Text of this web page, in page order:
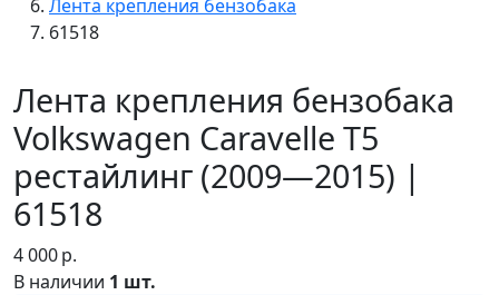
Лента крепления бензобака
61518
Лента крепления бензобака
Volkswagen Caravelle T5
рестайлинг (2009—2015) |
61518
4 000р.
В наличии 1 шт.